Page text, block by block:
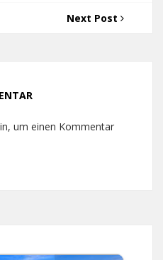
Next Post
um einen Kommentar